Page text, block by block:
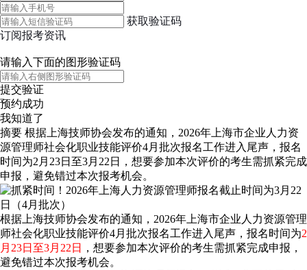
获取验证码
订阅报考资讯
请输入下面的图形验证码
提交验证
预约成功
我知道了
摘要 根据上海技师协会发布的通知，2026年上海市企业人力资
源管理师社会化职业技能评价4月批次报名工作进入尾声，报名
时间为2月23日至3月22日，想要参加本次评价的考生需抓紧完成
申报，避免错过本次报考机会。
根据上海技师协会发布的通知，2026年上海市企业人力资源管理
师社会化职业技能评价4月批次报名工作进入尾声，报名时间为2
月23日至3月22日
，想要参加本次评价的考生需抓紧完成申报，
避免错过本次报考机会。